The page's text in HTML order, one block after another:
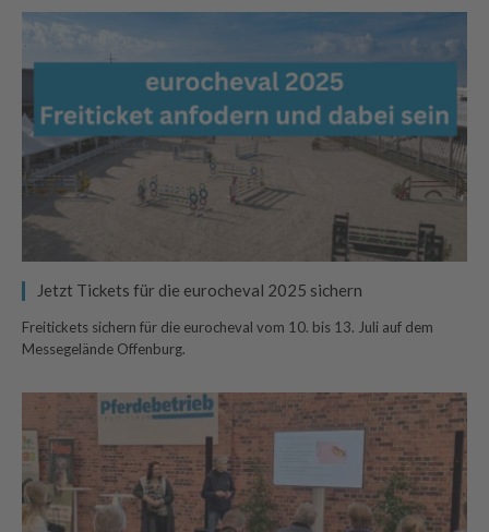
Jetzt Tickets für die eurocheval 2025 sichern
Freitickets sichern für die eurocheval vom 10. bis 13. Juli auf dem
Messegelände Offenburg.